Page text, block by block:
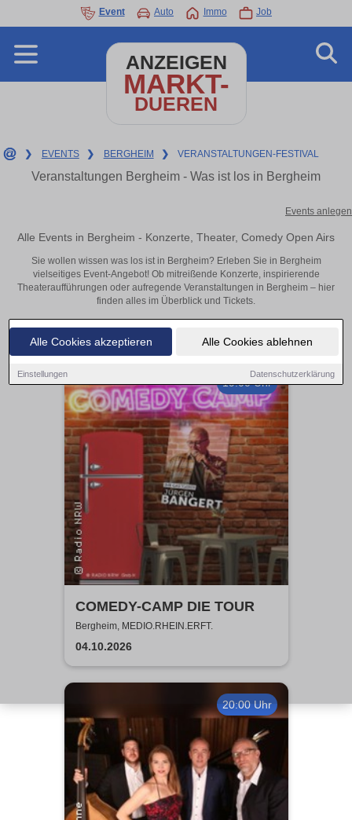
Alle Cookies akzeptieren Alle Cookies ablehnen
Einstellungen Datenschutzerklärung
Event Auto Immo Job
ANZEIGEN
MARKT-
DUEREN
❯ EVENTS ❯ BERGHEIM ❯ VERANSTALTUNGEN-FESTIVAL
Veranstaltungen Bergheim - Was ist los in Bergheim
Events anlegen
Alle Events in Bergheim - Konzerte, Theater, Comedy Open Airs
Sie wollen wissen was los ist in Bergheim? Erleben Sie in Bergheim
vielseitiges Event-Angebot! Ob mitreißende Konzerte, inspirierende
Theateraufführungen oder aufregende Veranstaltungen in Bergheim – hier
finden alles im Überblick und Tickets.
19:00 Uhr
COMEDY-CAMP DIE TOUR
Bergheim, MEDIO.RHEIN.ERFT.
04.10.2026
20:00 Uhr